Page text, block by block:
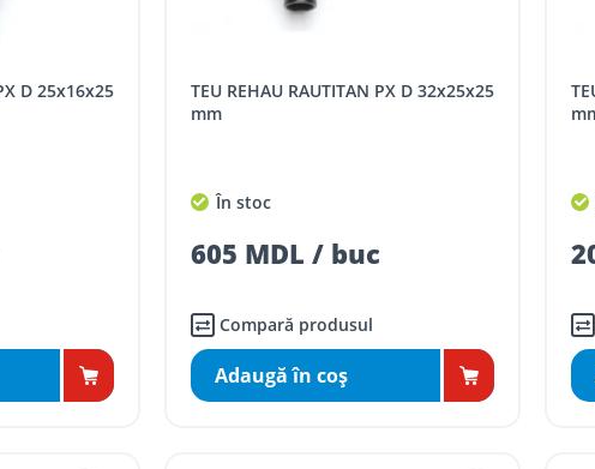
TEU REHAU RAUTITAN PX D 32x25x25
mm
În stoc
605 MDL / buc
Compară produsul
Adaugă în coş
TEU REHAU RAUTITAN PX D 20x16x16